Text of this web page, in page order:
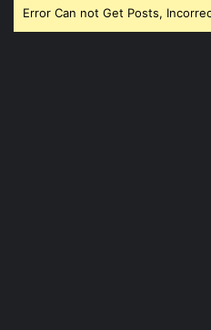
Error Can not Get Posts,